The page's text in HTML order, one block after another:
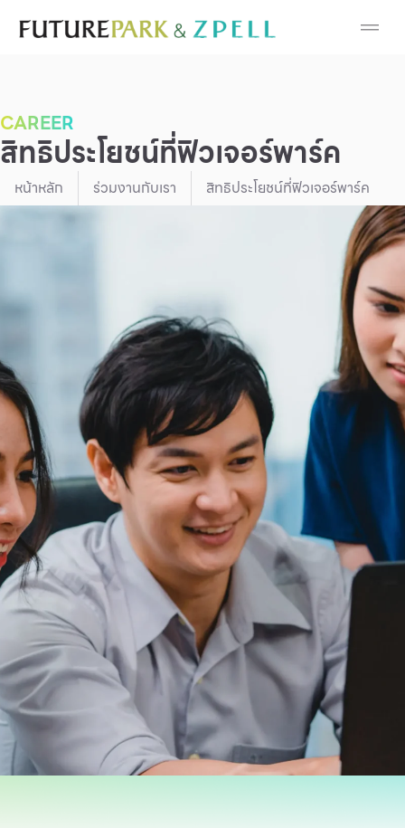
Cosmetic
Fashion
Food
Mobile
Other
School
Service
Superstores
สมาชิก F-MEMBER
กิจกรรมและโปรโมชั่น
ข้อเสนอพิเศษ
สำหรับนักท่องเที่ยว
มีอะไรใหม่
CAREER
สิทธิประโยชน์ที่ฟิวเจอร์พาร์ค
หน้าหลัก ร่วมงานกับเรา สิทธิประโยชน์ที่ฟิวเจอร์พาร์ค